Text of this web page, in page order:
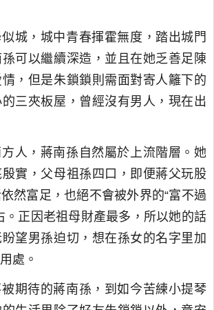
城，城中青春揮霍無度，踏出城門
可以繼續深造，並且在她乏善足陳
，但是朱鎖鎖則需面對寄人籬下的
三夾板屋，曾經沒有男人，現在出
人，蔣南孫自然屬於上流階層。她
實，父母祖孫四口，即便蔣父玩股
然富足，也絕不會被外界的“富不過
。正因老祖母財產最多，所以她的話
望男孫迫切，想在孫女的名字里加
處。
期待的蔣南孫，到如今苦練小提琴